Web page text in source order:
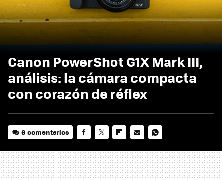
Canon PowerShot G1X Mark III,
análisis: la cámara compacta
con corazón de réflex
6 comentarios
MAIL